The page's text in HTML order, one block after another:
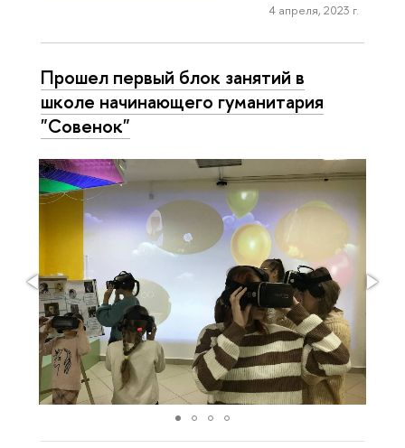
4 апреля, 2023 г.
Прошел первый блок занятий в
школе начинающего гуманитария
"Совенок"